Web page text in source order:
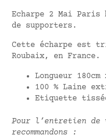
Echarpe 2 Mai
de supporters.
Cette écharpe est
Roubaix, en France.
Longueur
100 % Laine
Etiquette tissée
Pour l’entretien de
recommandons :